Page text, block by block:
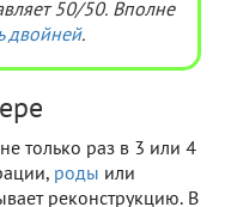
50/50. Вполне
двойней.
только раз в 3 или 4
роды или
реконструкцию. В